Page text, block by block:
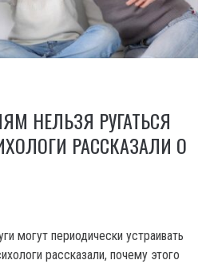
НЕЛЬЗЯ РУГАТЬСЯ
РАССКАЗАЛИ О
могут периодически устраивать
рассказали, почему этого